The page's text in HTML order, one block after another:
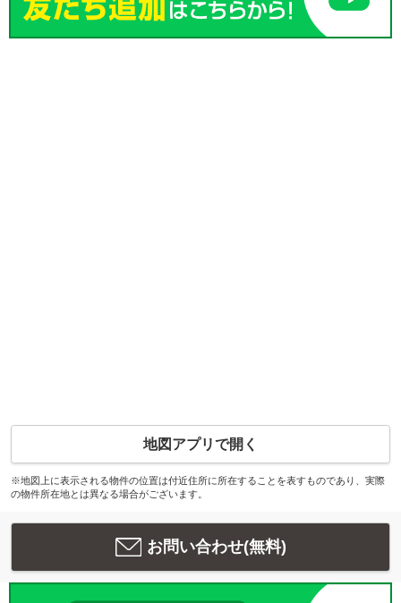
地図アプリで開く
※地図上に表示される物件の位置は付近住所に所在することを表すものであり、実際
の物件所在地とは異なる場合がございます。
お問い合わせ(無料)